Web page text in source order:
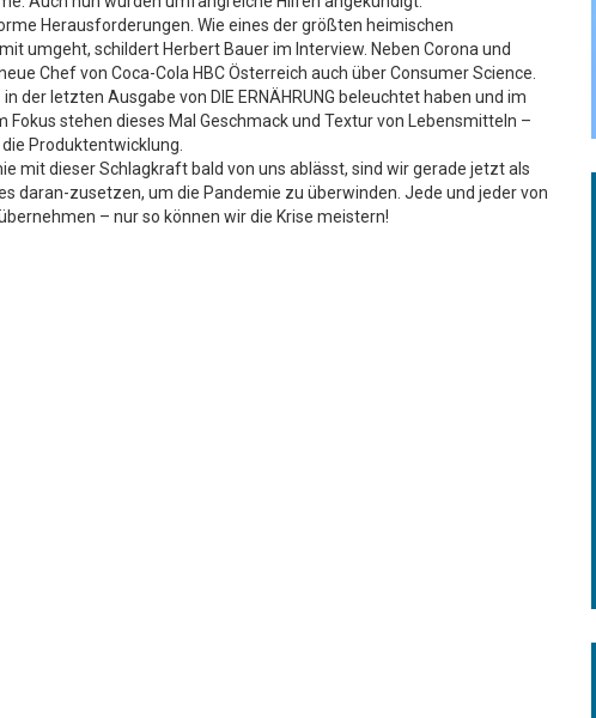
Herausforderungen. Wie eines der größten heimischen
umgeht, schildert Herbert Bauer im Interview. Neben Corona und
Chef von Coca-Cola HBC Österreich auch über Consumer Science.
der letzten Ausgabe von DIE ERNÄHRUNG beleuchtet haben und im
Fokus stehen dieses Mal Geschmack und Textur von Lebensmitteln –
Produktentwicklung.
mit dieser Schlagkraft bald von uns ablässt, sind wir gerade jetzt als
daran-zusetzen, um die Pandemie zu überwinden. Jede und jeder von
– nur so können wir die Krise meistern!